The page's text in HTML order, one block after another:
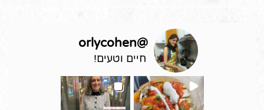
@
orlycohen
חיים וטעים!